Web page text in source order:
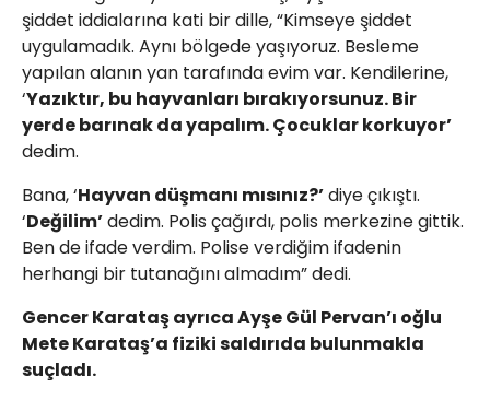
şiddet iddialarına kati bir dille, “Kimseye şiddet
uygulamadık. Aynı bölgede yaşıyoruz. Besleme
yapılan alanın yan tarafında evim var. Kendilerine,
‘Yazıktır, bu hayvanları bırakıyorsunuz. Bir
yerde barınak da yapalım. Çocuklar korkuyor’
dedim.
Bana, ‘Hayvan düşmanı mısınız?’diye çıkıştı.
‘Değilim’dedim. Polis çağırdı, polis merkezine gittik.
Ben de ifade verdim. Polise verdiğim ifadenin
herhangi bir tutanağını almadım” dedi.
Gencer Karataş ayrıca Ayşe Gül Pervan’ı oğlu
Mete Karataş’a fiziki saldırıda bulunmakla
suçladı.